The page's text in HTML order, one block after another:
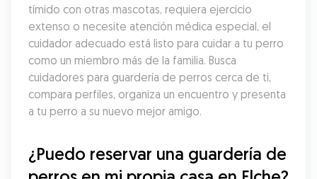
tímido con otras mascotas, requiera ejercicio
extenso o necesite atención médica especial, el
cuidador adecuado está listo para cuidar a tu perro
como un miembro más de la familia. Busca
cuidadores para guardería de perros cerca de ti,
compara perfiles, organiza un encuentro y presenta
a tu perro a su nuevo mejor amigo.
¿Puedo reservar una guardería de